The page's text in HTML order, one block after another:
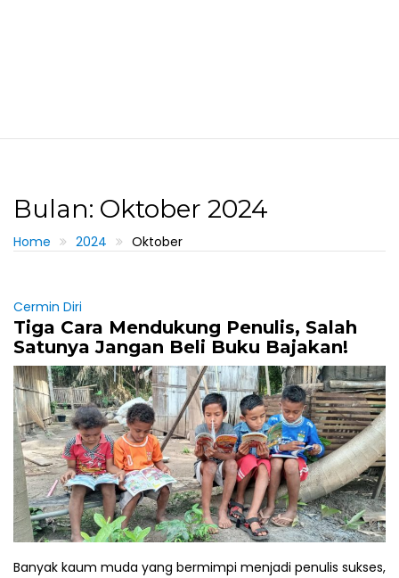
Bulan: Oktober 2024
Home 2024 Oktober
Cermin Diri
Tiga Cara Mendukung Penulis, Salah
Satunya Jangan Beli Buku Bajakan!
Banyak kaum muda yang bermimpi menjadi penulis sukses,